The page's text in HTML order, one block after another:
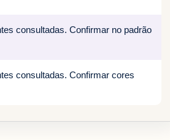
consultadas. Confirmar no padrão
consultadas. Confirmar cores